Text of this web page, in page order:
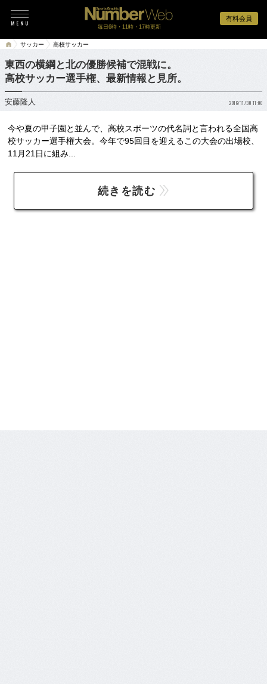
有料会員
毎日6時・11時・17時更新
サッカー 高校サッカー
東西の横綱と北の優勝候補で混戦に。
高校サッカー選手権、最新情報と見所。
安藤隆人 2016/11/30 11:00
今や夏の甲子園と並んで、高校スポーツの代名詞と言われる全国高
校サッカー選手権大会。今年で95回目を迎えるこの大会の出場校、
11月21日に組み...
続きを読む